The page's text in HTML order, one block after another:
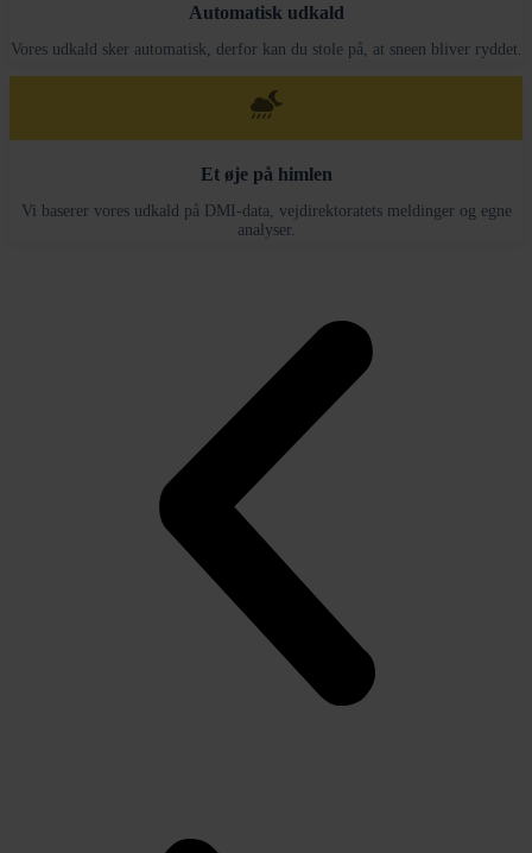
Automatisk udkald
Vores udkald sker automatisk, derfor kan du stole på, at sneen bliver ryddet.
Et øje på himlen
Vi baserer vores udkald på DMI-data, vejdirektoratets meldinger og egne
analyser.